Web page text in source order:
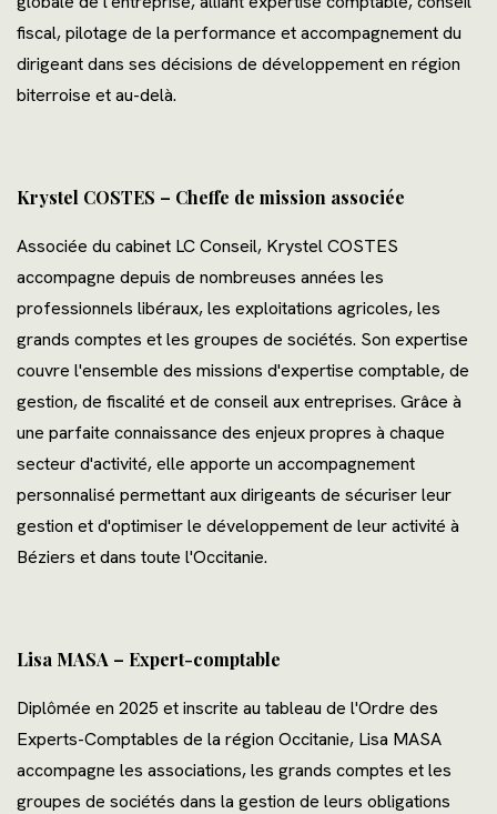
fiscal, pilotage de la performance et accompagnement du
dirigeant dans ses décisions de développement en région
biterroise et au-delà.
Krystel COSTES – Cheffe de mission associée
Associée du cabinet LC Conseil, Krystel COSTES
accompagne depuis de nombreuses années les
professionnels libéraux, les exploitations agricoles, les
grands comptes et les groupes de sociétés. Son expertise
couvre l'ensemble des missions d'expertise comptable, de
gestion, de fiscalité et de conseil aux entreprises. Grâce à
une parfaite connaissance des enjeux propres à chaque
secteur d'activité, elle apporte un accompagnement
personnalisé permettant aux dirigeants de sécuriser leur
gestion et d'optimiser le développement de leur activité à
Béziers et dans toute l'Occitanie.
Lisa MASA – Expert-comptable
Diplômée en 2025 et inscrite au tableau de l'Ordre des
Experts-Comptables de la région Occitanie, Lisa MASA
accompagne les associations, les grands comptes et les
groupes de sociétés dans la gestion de leurs obligations